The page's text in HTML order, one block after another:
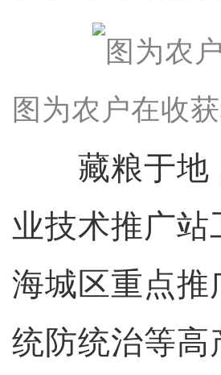
图为农户在收
藏粮于地，
业技术推广
海城区重点推
统防统治等高